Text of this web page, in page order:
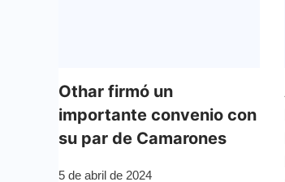
Othar firmó un
importante convenio con
su par de Camarones
5 de abril de 2024